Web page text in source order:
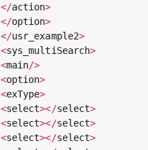
</action>
</option>
</usr_example2>
<sys_multiSearch>
<main/>
<option>
<exType>
<select></select>
<select></select>
<select></select>